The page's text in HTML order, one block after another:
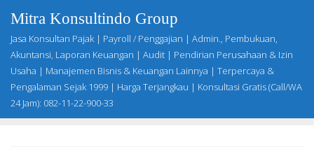
content
Mitra Konsultindo Group
Jasa Konsultan Pajak | Payroll / Penggajian | Admin., Pembukuan,
Akuntansi, Laporan Keuangan | Audit | Pendirian Perusahaan & Izin
Usaha | Manajemen Bisnis & Keuangan Lainnya | Terpercaya &
Pengalaman Sejak 1999 | Harga Terjangkau | Konsultasi Gratis (Call/WA
24 Jam): 082-11-22-900-33